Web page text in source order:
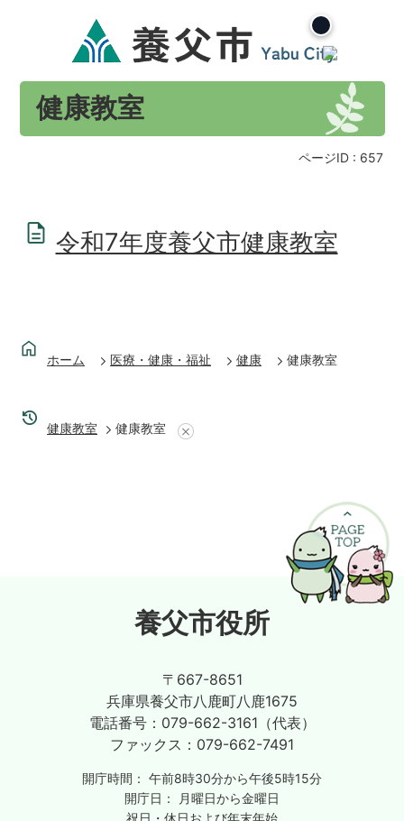
健康教室
ページID : 657
令和7年度養父市健康教室
ホーム 医療・健康・福祉 健康 健康教室
健康教室 健康教室
養父市役所
〒667-8651
兵庫県養父市八鹿町八鹿1675
電話番号： 079-662-3161（代表）
ファックス： 079-662-7491
開庁時間： 午前8時30分から午後5時15分
開庁日：
月曜日から金曜日
祝日・休日および年末年始